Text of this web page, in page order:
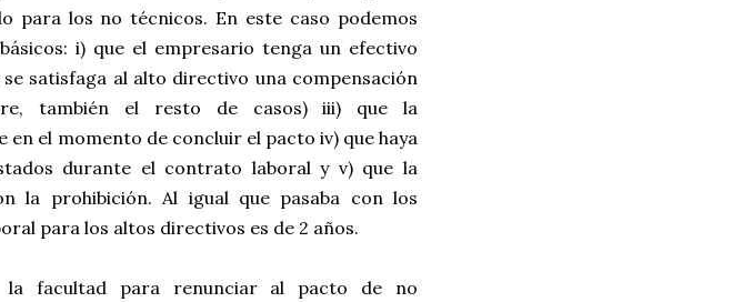
para los no técnicos. En este caso podemos
i) que el empresario tenga un efectivo
satisfaga al alto directivo una compensación
también el resto de casos) iii) que la
el momento de concluir el pacto iv) que haya
durante el contrato laboral y v) que la
la prohibición. Al igual que pasaba con los
para los altos directivos es de 2 años.
facultad para renunciar al pacto de no